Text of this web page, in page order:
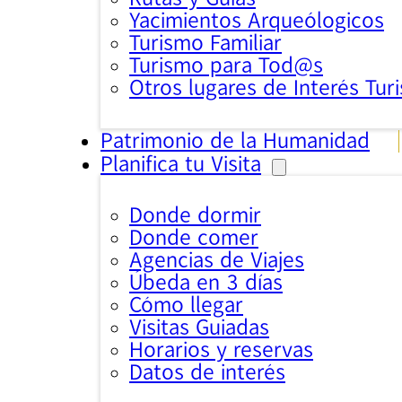
Yacimientos Arqueólogicos
Turismo Familiar
Turismo para Tod@s
Otros lugares de Interés
Patrimonio de la Humanidad
Planifica tu Visita
Donde dormir
Donde comer
Agencias de Viajes
Úbeda en 3 días
Cómo llegar
Visitas Guiadas
Horarios y reservas
Datos de interés